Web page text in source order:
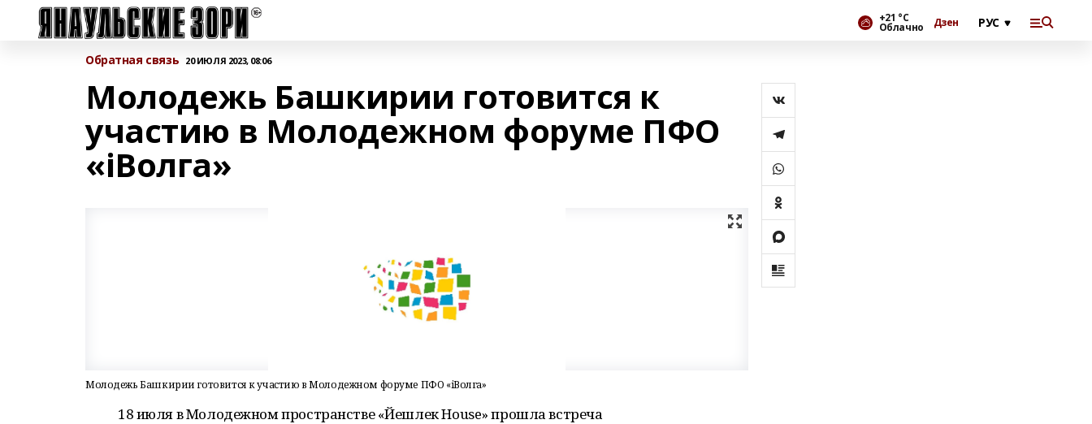
+21 °С
Облачно Дзен
Обратная связь 20 ИЮЛЯ 2023, 08:06
Молодежь Башкирии готовится к
участию в Молодежном форуме ПФО
«iВолга»
Молодежь Башкирии готовится к участию в Молодежном форуме ПФО «iВолга»
18 июля в Молодежном пространстве «Йешлек House» прошла встреча